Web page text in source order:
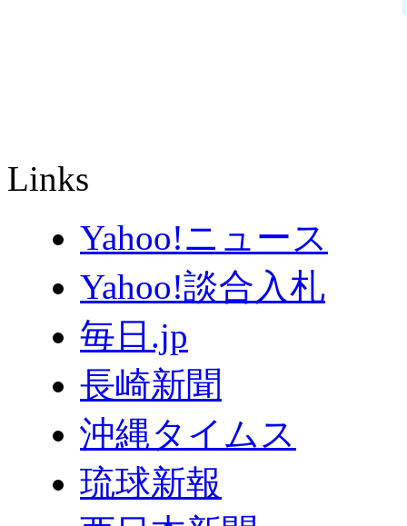
Links
Yahoo!ニュース
Yahoo!談合入札
毎日.jp
長崎新聞
沖縄タイムス
琉球新報